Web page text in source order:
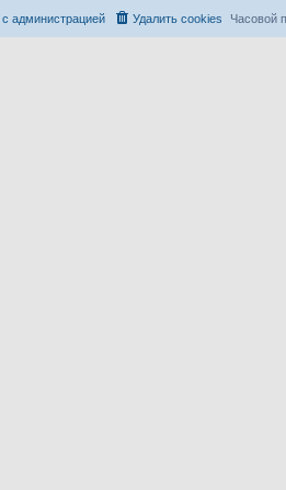
Часовой
Удалить cookies
администрацией